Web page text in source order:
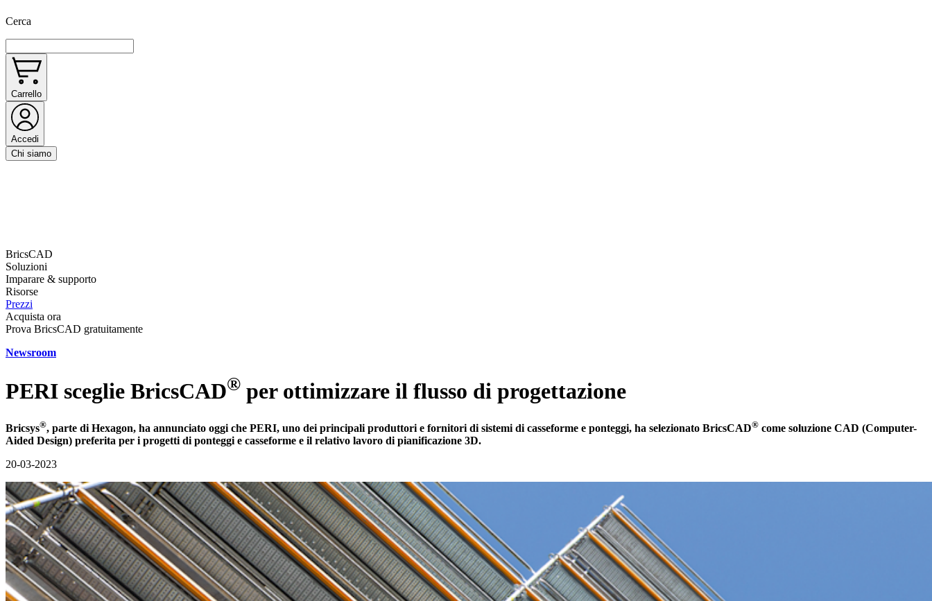
Cerca
Carrello
Accedi
Chi siamo
BricsCAD
Soluzioni
Imparare & supporto
Risorse
Prezzi
Acquista ora
Prova BricsCAD gratuitamente
Newsroom
PERI sceglie BricsCAD® per ottimizzare il flusso di progettazione
Bricsys®, parte di Hexagon, ha annunciato oggi che PERI, uno dei principali produttori e fornitori di sistemi di casseforme e ponteggi, ha selezionato BricsCAD® come soluzione CAD (Computer-
Aided Design) preferita per i progetti di ponteggi e casseforme e il relativo lavoro di pianificazione 3D.
20-03-2023